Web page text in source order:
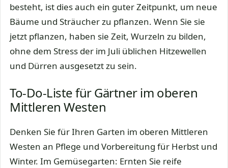
besteht, ist dies auch ein guter Zeitpunkt, um neue
Bäume und Sträucher zu pflanzen. Wenn Sie sie
jetzt pflanzen, haben sie Zeit, Wurzeln zu bilden,
ohne dem Stress der im Juli üblichen Hitzewellen
und Dürren ausgesetzt zu sein.
To-Do-Liste für Gärtner im oberen
Mittleren Westen
Denken Sie für Ihren Garten im oberen Mittleren
Westen an Pflege und Vorbereitung für Herbst und
Winter. Im Gemüsegarten: Ernten Sie reife